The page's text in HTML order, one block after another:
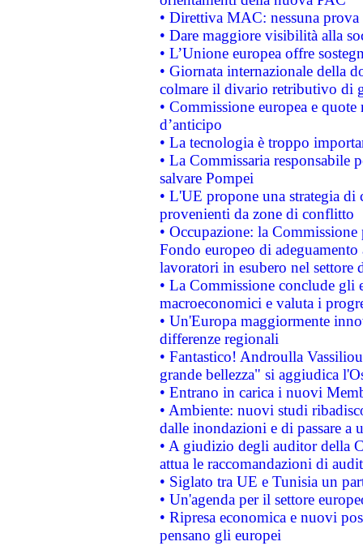
• Direttiva MAC: nessuna
• Dare maggiore visibilità alla
• L’Unione europea offre
• Giornata internazionale della
colmare il divario retributivo di
• Commissione europea e
d’anticipo
• La tecnologia è troppo
• La Commissaria responsabile
salvare Pompei
• L'UE propone una strategia
provenienti da zone di conflitto
• Occupazione: la
Fondo europeo di
lavoratori in esubero nel
• La Commissione conclude
macroeconomici e valuta i
• Un'Europa maggiormente
differenze regionali
• Fantastico! Androulla
grande bellezza" si aggiudica
• Entrano in carica i nuovi
• Ambiente: nuovi studi
dalle inondazioni e di passare a
• A giudizio degli auditor della
attua le raccomandazioni di
• Siglato tra UE e Tunisia un
• Un'agenda per il settore
• Ripresa economica e nuovi
pensano gli europei